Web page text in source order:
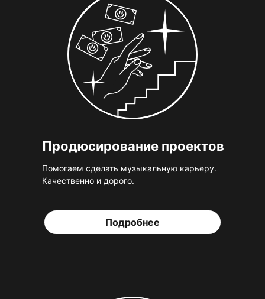
Продюсирование проектов
Помогаем сделать музыкальную карьеру.
Качественно и дорого.
Подробнее